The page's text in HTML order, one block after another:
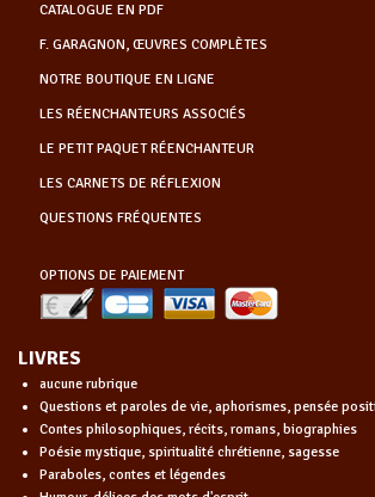
CATALOGUE EN PDF
F. GARAGNON, ŒUVRES COMPLÈTES
NOTRE BOUTIQUE EN LIGNE
LES RÉENCHANTEURS ASSOCIÉS
LE PETIT PAQUET RÉENCHANTEUR
LES CARNETS DE RÉFLEXION
QUESTIONS FRÉQUENTES
OPTIONS DE PAIEMENT
LIVRES
aucune rubrique
Questions et paroles de vie, aphorismes, pensée
Contes philosophiques, récits, romans, biographies
Poésie mystique, spiritualité chrétienne, sagesse
Paraboles, contes et légendes